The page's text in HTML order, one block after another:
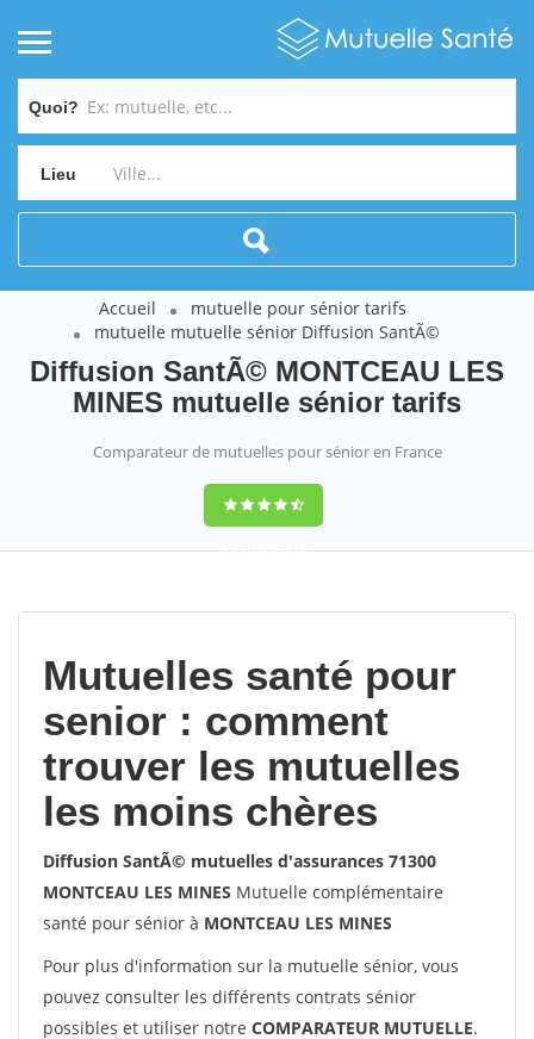
Quoi?
Lieu
Accueil
mutuelle pour sénior tarifs
mutuelle mutuelle sénior Diffusion SantÃ©
Diffusion SantÃ© MONTCEAU LES
MINES mutuelle sénior tarifs
Comparateur de mutuelles pour sénior en France
9,2(100%)452
Mutuelles santé pour
senior : comment
trouver les mutuelles
les moins chères
Diffusion SantÃ© mutuelles d'assurances 71300
MONTCEAU LES MINES Mutuelle complémentaire
santé pour sénior à MONTCEAU LES MINES
Pour plus d'information sur la mutuelle sénior, vous
pouvez consulter les différents contrats sénior
possibles et utiliser notre COMPARATEUR MUTUELLE.